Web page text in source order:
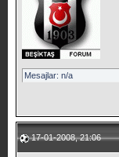
Mesajlar: n/a
17-01-2008, 21:06